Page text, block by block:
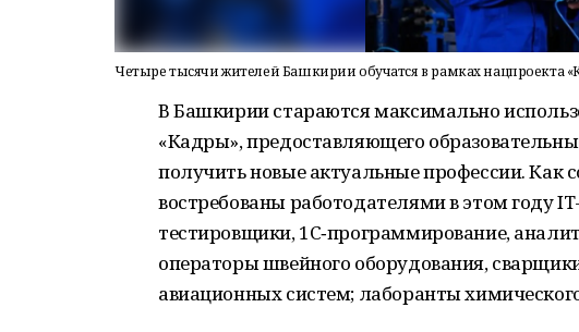
Четыре тысячи жителей Башкирии обучатся в рамках нацпроекта
В Башкирии стараются максимально
«Кадры», предоставляющего
получить новые актуальные профессии. Как
востребованы работодателями в этом году
тестировщики, 1С‑программирование,
операторы швейного оборудования,
авиационных систем; лаборанты